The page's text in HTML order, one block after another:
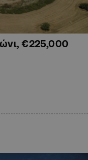
€225,000